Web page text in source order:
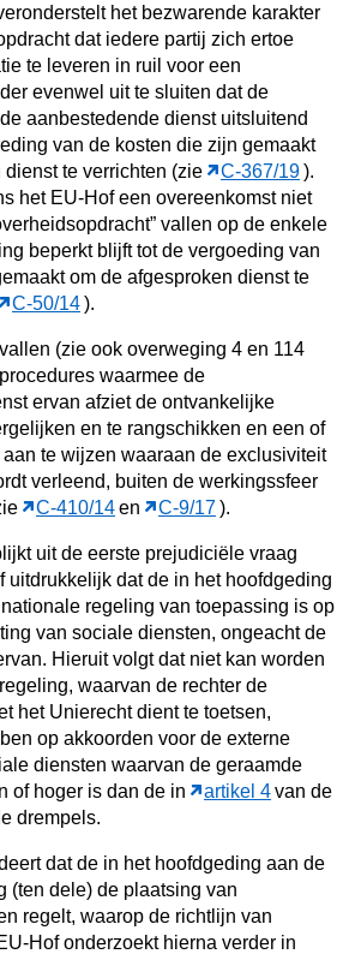
het bezwarende karakter
dat iedere partij zich ertoe
te leveren in ruil voor een
evenwel uit te sluiten dat de
aanbestedende dienst uitsluitend
van de kosten die zijn gemaakt
te verrichten (zie
C‑367/19).
het EU-Hof een overeenkomst niet
vallen op de enkele
beperkt blijft tot de vergoeding van
om de afgesproken dienst te
C‑50/14).
(zie ook overweging 4 en 114
waarmee de
ervan afziet de ontvankelijke
en te rangschikken en een of
te wijzen waaraan de exclusiviteit
verleend, buiten de werkingssfeer
C‑410/14en C‑9/17).
uit de eerste prejudiciële vraag
uitdrukkelijk dat de in het hoofdgeding
regeling van toepassing is op
van sociale diensten, ongeacht de
Hieruit volgt dat niet kan worden
waarvan de rechter de
het Unierecht dient te toetsen,
op akkoorden voor de externe
diensten waarvan de geraamde
of hoger is dan de in
artikel 4van de
drempels.
dat de in het hoofdgeding aan de
(ten dele) de plaatsing van
regelt, waarop de richtlijn van
Hof onderzoekt hierna verder in